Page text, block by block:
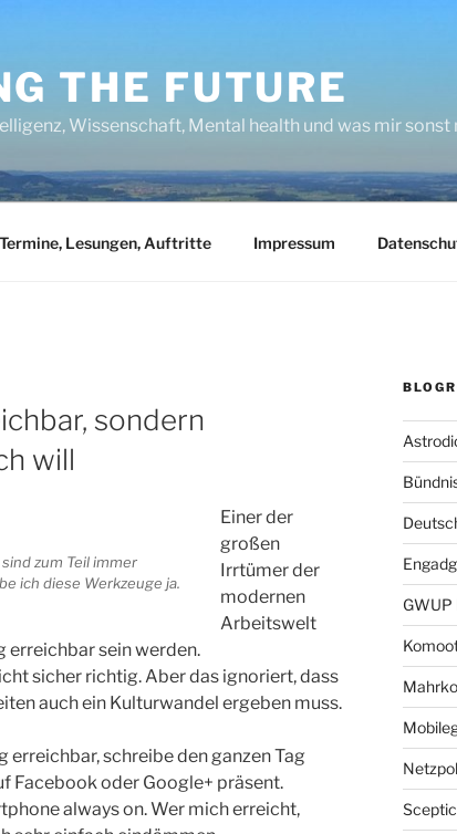
THE FUTURE
Wissenschaft, Mental health und was mir
Termine, Lesungen, Auftritte Impressum
sondern
will
zum Teil immer
ich diese Werkzeuge ja.
Einer der
großen
Irrtümer der
modernen
Arbeitswelt
erreichbar sein werden.
sicher richtig. Aber das ignoriert, dass
auch ein Kulturwandel ergeben muss.
erreichbar, schreibe den ganzen Tag
Facebook oder Google+ präsent.
always on. Wer mich erreicht,
GWUP
Sceptic